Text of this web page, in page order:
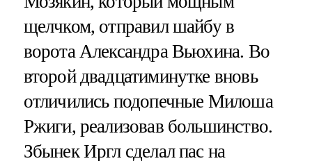
щелчком, отправил шайбу в
ворота Александра Вьюхина. Во
второй двадцатиминутке вновь
отличились подопечные Милоша
Ржиги, реализовав большинство.
Збынек Иргл сделал пас на